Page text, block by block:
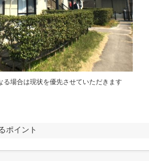
場合は現状を優先させていただきます
ポイント